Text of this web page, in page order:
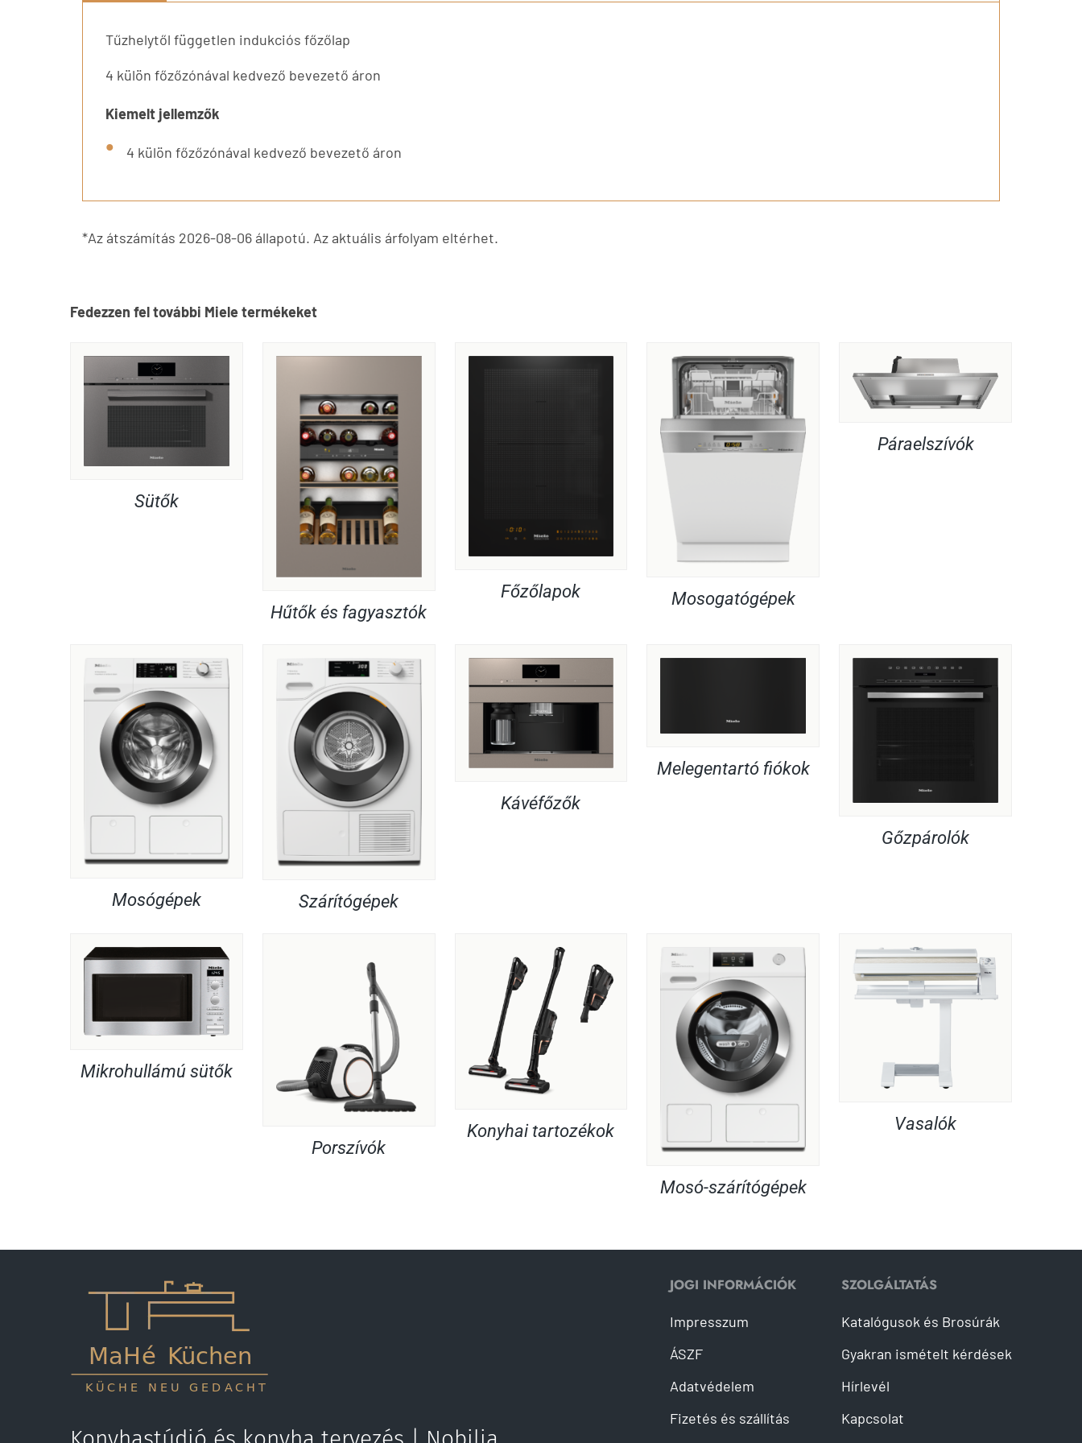
Tűzhelytől független indukciós főzőlap
4 külön főzőzónával kedvező bevezető áron
Kiemelt jellemzők
4 külön főzőzónával kedvező bevezető áron
*Az átszámítás 2026-08-06 állapotú. Az aktuális árfolyam eltérhet.
Fedezzen fel további Miele termékeket
Sütők
Hűtők és fagyasztók
Főzőlapok Mosogatógépek
Páraelszívók
Mosógépek Szárítógépek
Kávéfőzők
Melegentartó fiókok
Gőzpárolók
Mikrohullámú sütők
Porszívók
Konyhai tartozékok
Mosó-szárítógépek
Vasalók
JOGI INFORMÁCIÓK
Impresszum
ÁSZF
Adatvédelem
Fizetés és szállítás
SZOLGÁLTATÁS
Katalógusok és Brosúrák
Gyakran ismételt kérdések
Hírlevél
Kapcsolat